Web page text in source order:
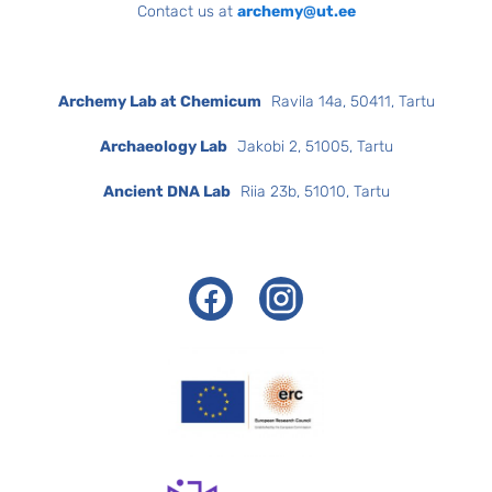
Contact us at archemy@ut.ee
Archemy Lab at Chemicum Ravila 14a, 50411, Tartu
Archaeology Lab Jakobi 2, 51005, Tartu
Ancient DNA Lab Riia 23b, 51010, Tartu
FacebookInstagram